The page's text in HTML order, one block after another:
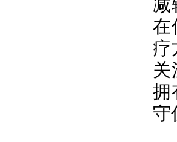
减
在
疗
关
拥
守